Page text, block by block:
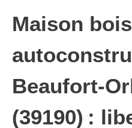
Maison
Beaufort-
(39190) :